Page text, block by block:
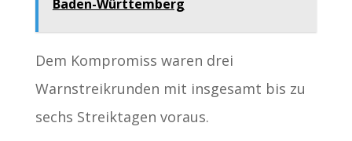
Baden-Württemberg
Dem Kompromiss waren drei
Warnstreikrunden mit insgesamt bis zu
sechs Streiktagen voraus.